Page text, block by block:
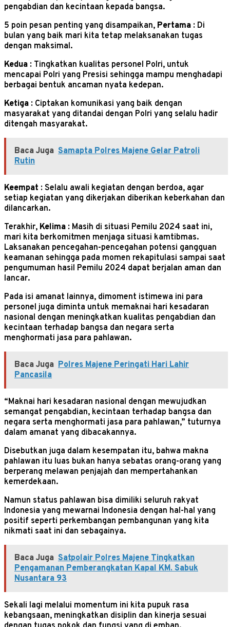
pengabdian dan kecintaan kepada bangsa.
5 poin pesan penting yang disampaikan, Pertama : Di
bulan yang baik mari kita tetap melaksanakan tugas
dengan maksimal.
Kedua : Tingkatkan kualitas personel Polri, untuk
mencapai Polri yang Presisi sehingga mampu menghadapi
berbagai bentuk ancaman nyata kedepan.
Ketiga : Ciptakan komunikasi yang baik dengan
masyarakat yang ditandai dengan Polri yang selalu hadir
ditengah masyarakat.
Baca Juga Samapta Polres Majene Gelar Patroli
Rutin
Keempat : Selalu awali kegiatan dengan berdoa, agar
setiap kegiatan yang dikerjakan diberikan keberkahan dan
dilancarkan.
Terakhir, Kelima : Masih di situasi Pemilu 2024 saat ini,
mari kita berkomitmen menjaga situasi kamtibmas.
Laksanakan pencegahan-pencegahan potensi gangguan
keamanan sehingga pada momen rekapitulasi sampai saat
pengumuman hasil Pemilu 2024 dapat berjalan aman dan
lancar.
Pada isi amanat lainnya, dimoment istimewa ini para
personel juga diminta untuk memaknai hari kesadaran
nasional dengan meningkatkan kualitas pengabdian dan
kecintaan terhadap bangsa dan negara serta
menghormati jasa para pahlawan.
Baca Juga Polres Majene Peringati Hari Lahir
Pancasila
“Maknai hari kesadaran nasional dengan mewujudkan
semangat pengabdian, kecintaan terhadap bangsa dan
negara serta menghormati jasa para pahlawan,” tuturnya
dalam amanat yang dibacakannya.
Disebutkan juga dalam kesempatan itu, bahwa makna
pahlawan itu luas bukan hanya sebatas orang-orang yang
berperang melawan penjajah dan mempertahankan
kemerdekaan.
Namun status pahlawan bisa dimiliki seluruh rakyat
Indonesia yang mewarnai Indonesia dengan hal-hal yang
positif seperti perkembangan pembangunan yang kita
nikmati saat ini dan sebagainya.
Baca Juga Satpolair Polres Majene Tingkatkan
Pengamanan Pemberangkatan Kapal KM. Sabuk
Nusantara 93
Sekali lagi melalui momentum ini kita pupuk rasa
kebangsaan, meningkatkan disiplin dan kinerja sesuai